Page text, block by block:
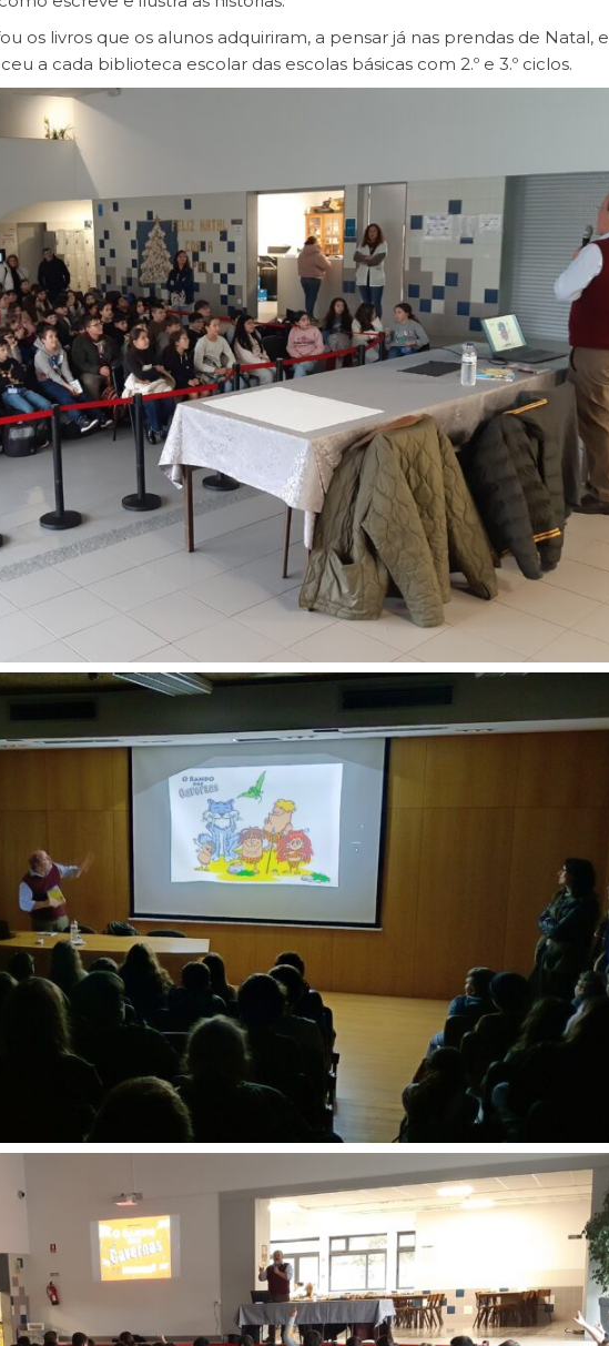
os livros que os alunos adquiriram, a pensar já nas prendas de Natal, e
a cada biblioteca escolar das escolas básicas com 2.º e 3.º ciclos.